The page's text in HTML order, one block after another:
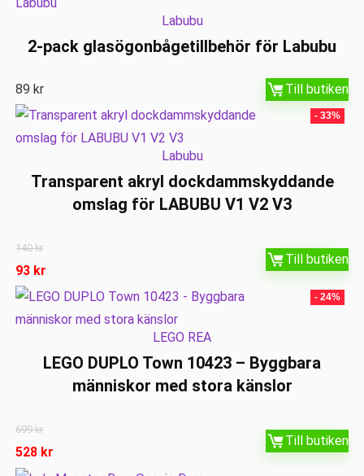
Labubu
2-pack glasögonbågetillbehör för Labubu
89kr Till butiken
- 33%
Labubu
Transparent akryl dockdammskyddande
omslag för LABUBU V1 V2 V3
140kr
93 kr
Till butiken
- 24%
LEGO REA
LEGO DUPLO Town 10423 – Byggbara
människor med stora känslor
699kr
528 kr
Till butiken